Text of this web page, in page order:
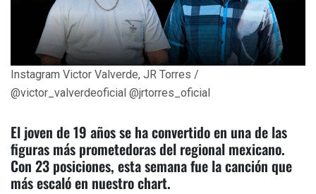
Instagram Victor Valverde, JR Torres /
@victor_valverdeoficial @jrtorres_oficial
El joven de 19 años se ha convertido en una de las
figuras más prometedoras del regional mexicano.
Con 23 posiciones, esta semana fue la canción que
más escaló en nuestro chart.